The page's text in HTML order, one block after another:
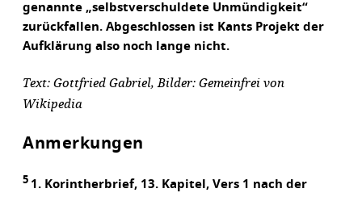
genannte „selbstverschuldete Unmündigkeit“
zurückfallen. Abgeschlossen ist Kants Projekt der
Aufklärung also noch lange nicht.
Text: Gottfried Gabriel, Bilder: Gemeinfrei von
Wikipedia
Anmerkungen
5 1. Korintherbrief, 13. Kapitel, Vers 1 nach der